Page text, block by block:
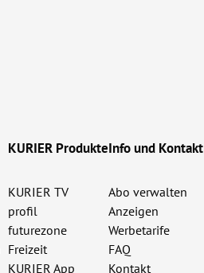
KURIER Produkte
KURIER TV
profil
futurezone
Freizeit
KURIER App
Info und Kontakt
Abo verwalten
Anzeigen
Werbetarife
FAQ
Kontakt